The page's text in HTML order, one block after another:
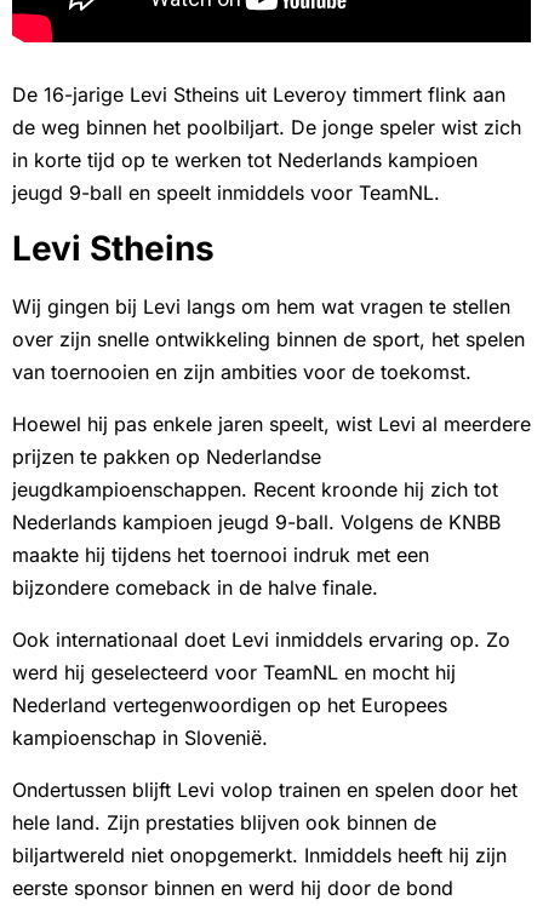
De 16-jarige Levi Stheins uit Leveroy timmert flink aan
de weg binnen het poolbiljart. De jonge speler wist zich
in korte tijd op te werken tot Nederlands kampioen
jeugd 9-ball en speelt inmiddels voor TeamNL.
Levi Stheins
Wij gingen bij Levi langs om hem wat vragen te stellen
over zijn snelle ontwikkeling binnen de sport, het spelen
van toernooien en zijn ambities voor de toekomst.
Hoewel hij pas enkele jaren speelt, wist Levi al meerdere
prijzen te pakken op Nederlandse
jeugdkampioenschappen. Recent kroonde hij zich tot
Nederlands kampioen jeugd 9-ball. Volgens de KNBB
maakte hij tijdens het toernooi indruk met een
bijzondere comeback in de halve finale.
Ook internationaal doet Levi inmiddels ervaring op. Zo
werd hij geselecteerd voor TeamNL en mocht hij
Nederland vertegenwoordigen op het Europees
kampioenschap in Slovenië.
Ondertussen blijft Levi volop trainen en spelen door het
hele land. Zijn prestaties blijven ook binnen de
biljartwereld niet onopgemerkt. Inmiddels heeft hij zijn
eerste sponsor binnen en werd hij door de bond